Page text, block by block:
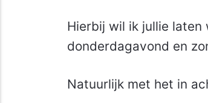
Hierbij wil ik jullie
donderdagavond en
Natuurlijk met het in